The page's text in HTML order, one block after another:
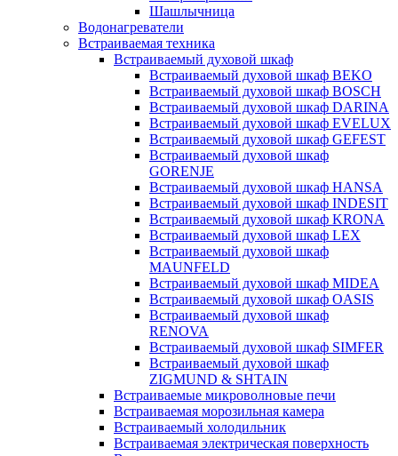
Шашлычница
Водонагреватели
Встраиваемая техника
Встраиваемый духовой шкаф
Встраиваемый духовой шкаф BEKO
Встраиваемый духовой шкаф BOSCH
Встраиваемый духовой шкаф DARINA
Встраиваемый духовой шкаф EVELUX
Встраиваемый духовой шкаф GEFEST
Встраиваемый духовой шкаф
GORENJE
Встраиваемый духовой шкаф HANSA
Встраиваемый духовой шкаф INDESIT
Встраиваемый духовой шкаф KRONA
Встраиваемый духовой шкаф LEX
Встраиваемый духовой шкаф
MAUNFELD
Встраиваемый духовой шкаф MIDEA
Встраиваемый духовой шкаф OASIS
Встраиваемый духовой шкаф
RENOVA
Встраиваемый духовой шкаф SIMFER
Встраиваемый духовой шкаф
ZIGMUND & SHTAIN
Встраиваемые микроволновые печи
Встраиваемая морозильная камера
Встраиваемый холодильник
Встраиваемая электрическая поверхность